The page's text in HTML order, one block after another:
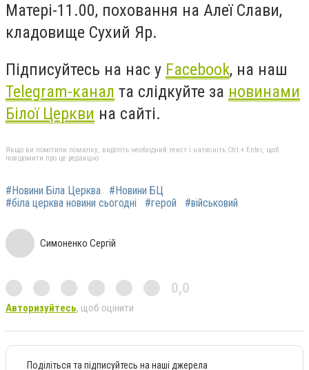
Матері-11.00, поховання на Алеї Слави,
кладовище Сухий Яр.
Підписуйтесь на нас у Facebook, на наш
Telegram-канал та слідкуйте за новинами
Білої Церкви на сайті.
Якщо ви помітили помилку, виділіть необхідний текст і натисніть Ctrl + Enter, щоб
повідомити про це редакцію
#Новини Біла Церква
#Новини БЦ
#біла церква новини сьогодні
#герой #військовий
Симоненко Сергій
0,0
Авторизуйтесь, щоб оцінити
Поділіться та підписуйтесь на наші джерела